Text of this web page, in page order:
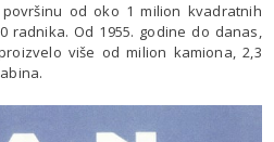
od oko 1 milion kvadratnih
radnika. Od 1955. godine do danas,
više od milion kamiona, 2,3